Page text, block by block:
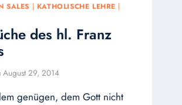
SALES | KATHOLISCHE LEHRE |
des hl. Franz
August 29, 2014
genügen, dem Gott nicht